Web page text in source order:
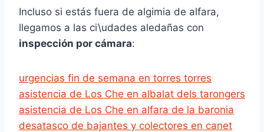
Incluso si estás fuera de algimia de alfara,
llegamos a las ci\udades aledañas con
inspección por cámara:
urgencias fin de semana en torres torres
asistencia de Los Che en albalat dels tarongers
asistencia de Los Che en alfara de la baronia
desatasco de bajantes y colectores en canet